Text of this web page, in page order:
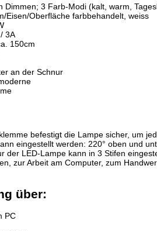
Dimmen; 3 Farb-Modi (kalt, warm,
Eisen/Oberfläche farbbehandelt, weiss
3A
150cm
an der Schnur
befestigt die Lampe sicher, um
eingestellt werden: 220° oben und
der LED-Lampe kann in 3 Stifen
zur Arbeit am Computer, zum
über:
PC
der jeweiligen Firmen.
hat das Landgericht Hamburg
hat. Dieses kann nur dadurch
von allen Inhalten, aller gelinkten
Homepage angebrachten Links.
(OS) bereit. Die
bieten zu können.